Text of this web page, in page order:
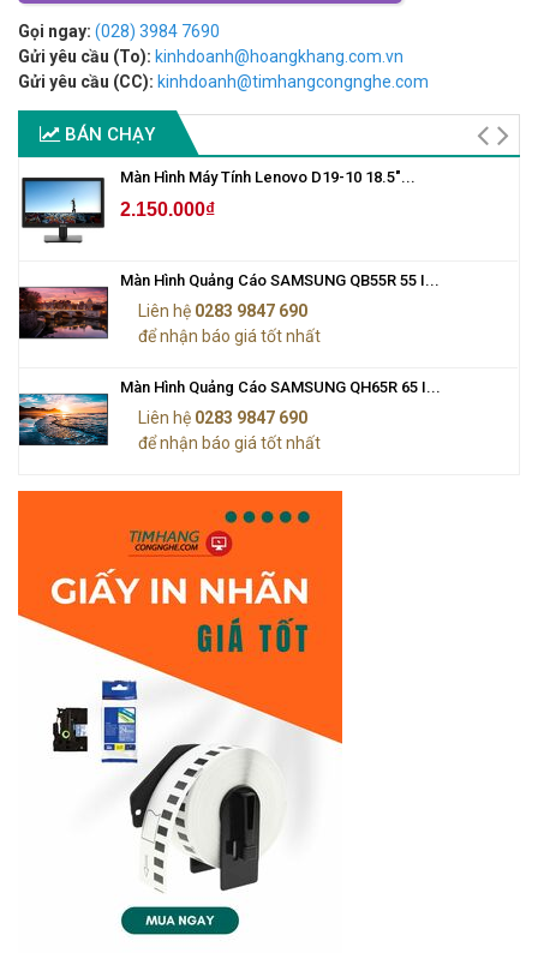
Gọi ngay: (028) 3984 7690
Gửi yêu cầu (To): kinhdoanh@hoangkhang.com.vn
Gửi yêu cầu (CC): kinhdoanh@timhangcongnghe.com
BÁN CHẠY
Màn Hình Máy Tính Lenovo D19-10 18.5"...
2.150.000₫
Màn Hình Quảng Cáo SAMSUNG QB55R 55 I...
Liên hệ 0283 9847 690
để nhận báo giá tốt nhất
Màn Hình Quảng Cáo SAMSUNG QH65R 65 I...
Liên hệ 0283 9847 690
để nhận báo giá tốt nhất